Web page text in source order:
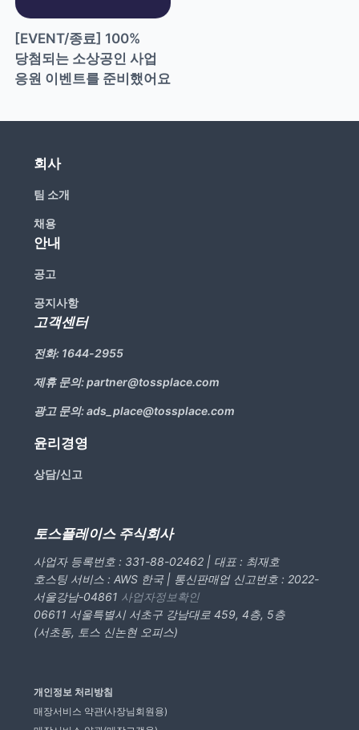
[EVENT/종료] 100%
당첨되는 소상공인 사업
응원 이벤트를 준비했어요
회사
팀 소개
채용
안내
공고
공지사항
고객센터
전화: 1644-2955
제휴 문의:partner@tossplace.com
광고 문의:ads_place@tossplace.com
윤리경영
상담/신고
토스플레이스 주식회사
사업자 등록번호 : 331-88-02462 | 대표 : 최재호
호스팅 서비스 : AWS 한국 | 통신판매업 신고번호 : 2022-
서울강남-04861 사업자정보확인
06611 서울특별시 서초구 강남대로 459, 4층, 5층
(서초동, 토스 신논현 오피스)
개인정보 처리방침
매장서비스 약관(사장님회원용)